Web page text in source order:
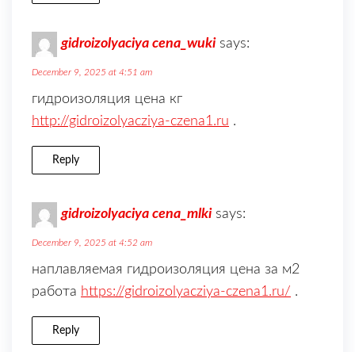
gidroizolyaciya cena_wuki says:
December 9, 2025 at 4:51 am
гидроизоляция цена кг
http://gidroizolyacziya-czena1.ru .
Reply
gidroizolyaciya cena_mlki says:
December 9, 2025 at 4:52 am
наплавляемая гидроизоляция цена за м2
работа https://gidroizolyacziya-czena1.ru/ .
Reply